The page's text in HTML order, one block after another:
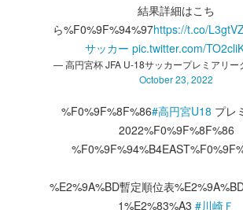
結果詳細はこち
ら%F0%9F%94%97https://t.co/
サッカー pic.twitter.com/
— 高円宮杯 JFA U-18サッカープレミアリー
October 23, 2022
%F0%9F%8F%86#高円宮U18 プレ
2022%F0%9F%8F%86
%E2%9A%BD️暫定順位表
1%E2%83%A3 #川崎Ｆ